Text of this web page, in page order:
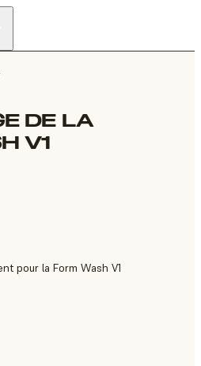
DE LA
V1
pour la Form Wash V1